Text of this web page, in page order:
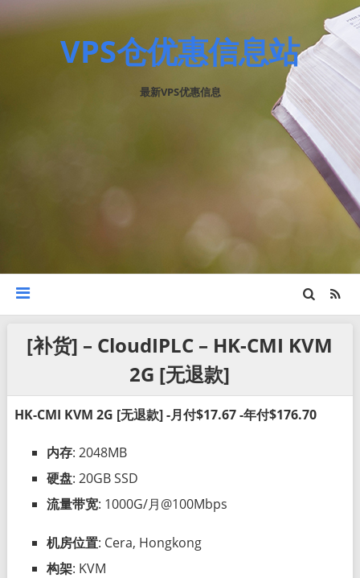
VPS仓优惠信息站
最新VPS优惠信息
[补货] – CloudIPLC – HK-CMI KVM
2G [无退款]
HK-CMI KVM 2G [无退款] -月付$17.67 -年付$176.70
内存: 2048MB
硬盘: 20GB SSD
流量带宽: 1000G/月@100Mbps
机房位置: Cera, Hongkong
构架: KVM